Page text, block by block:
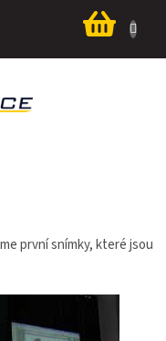
košík
první snímky, které jsou